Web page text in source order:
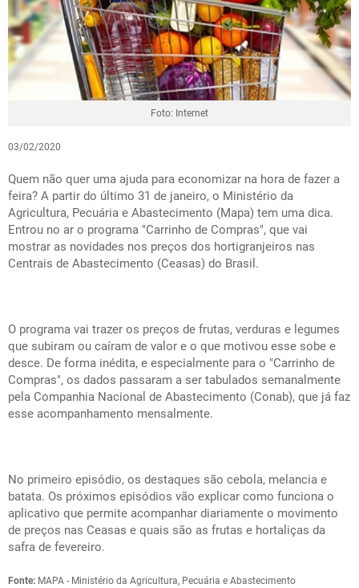
Foto: Internet
03/02/2020
Quem não quer uma ajuda para economizar na hora de fazer a
feira? A partir do último 31 de janeiro, o Ministério da
Agricultura, Pecuária e Abastecimento (Mapa) tem uma dica.
Entrou no ar o programa "Carrinho de Compras", que vai
mostrar as novidades nos preços dos hortigranjeiros nas
Centrais de Abastecimento (Ceasas) do Brasil.
O programa vai trazer os preços de frutas, verduras e legumes
que subiram ou caíram de valor e o que motivou esse sobe e
desce. De forma inédita, e especialmente para o "Carrinho de
Compras", os dados passaram a ser tabulados semanalmente
pela Companhia Nacional de Abastecimento (Conab), que já faz
esse acompanhamento mensalmente.
No primeiro episódio, os destaques são cebola, melancia e
batata. Os próximos episódios vão explicar como funciona o
aplicativo que permite acompanhar diariamente o movimento
de preços nas Ceasas e quais são as frutas e hortaliças da
safra de fevereiro.
Fonte: MAPA - Ministério da Agricultura, Pecuária e Abastecimento